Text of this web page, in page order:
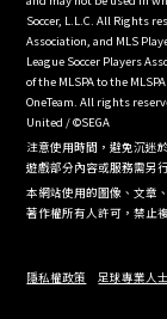
Soccer, L.L.C. All Rights
Association, and MLS
League Soccer Players
of the MLSPA to the
OneTeam. All rights
United / ©SEGA
注意使用時間，避免沉迷
遊戲部分內容或服務需另
本網站使用的圖像、文章
著作權所有人許可，禁止
隱私權政策 足球專業人